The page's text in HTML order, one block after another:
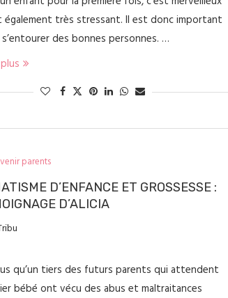
également très stressant. Il est donc important
des bonnes personnes. …
parents
D’ENFANCE ET GROSSESSE :
D’ALICIA
qu’un tiers des futurs parents qui attendent
bébé ont vécu des abus et maltraitances